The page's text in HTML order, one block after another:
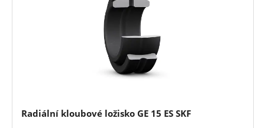
Radiální kloubové ložisko GE 15 ES SKF